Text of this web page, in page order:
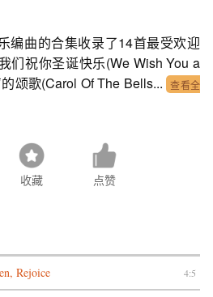
编曲的合集收录了14首最受欢迎
们祝你圣诞快乐(We Wish You a
颂歌(Carol Of The Bells... 查看全
收藏 点赞
Rejoice 4:5